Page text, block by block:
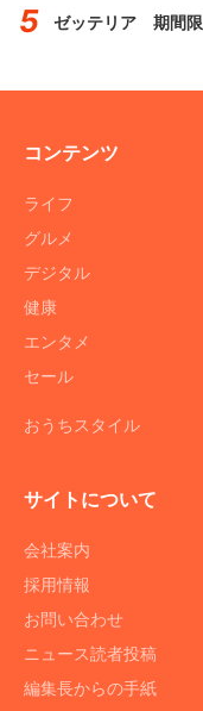
ゼッテリア 期間限
コンテンツ
ライフ
グルメ
デジタル
健康
エンタメ
セール
おうちスタイル
サイトについて
会社案内
採用情報
お問い合わせ
ニュース読者投稿
編集長からの手紙